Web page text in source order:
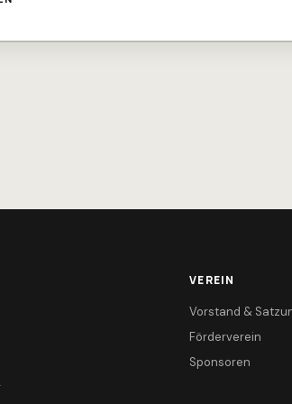
VEREIN
Vorstand &
Förderverein
Sponsoren